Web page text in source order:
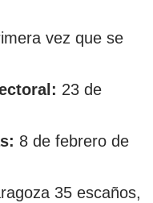
vez que se
23 de
8 de febrero de
35 escaños,